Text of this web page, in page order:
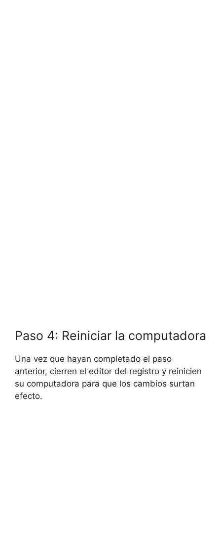
Paso 4: Reiniciar la computadora
Una vez que hayan completado el paso
anterior, cierren el editor del registro y reinicien
su computadora para que los cambios surtan
efecto.